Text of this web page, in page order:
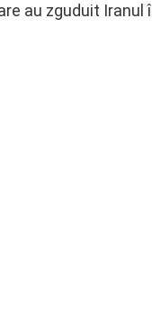
au zguduit Iranul